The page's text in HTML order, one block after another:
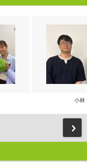
小林